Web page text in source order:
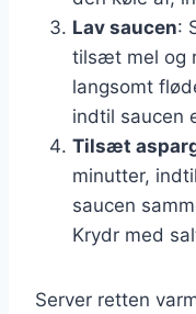
Lav saucen:
tilsæt mel og
langsomt
indtil saucen
Tilsæt
minutter,
saucen
Krydr med
Server retten